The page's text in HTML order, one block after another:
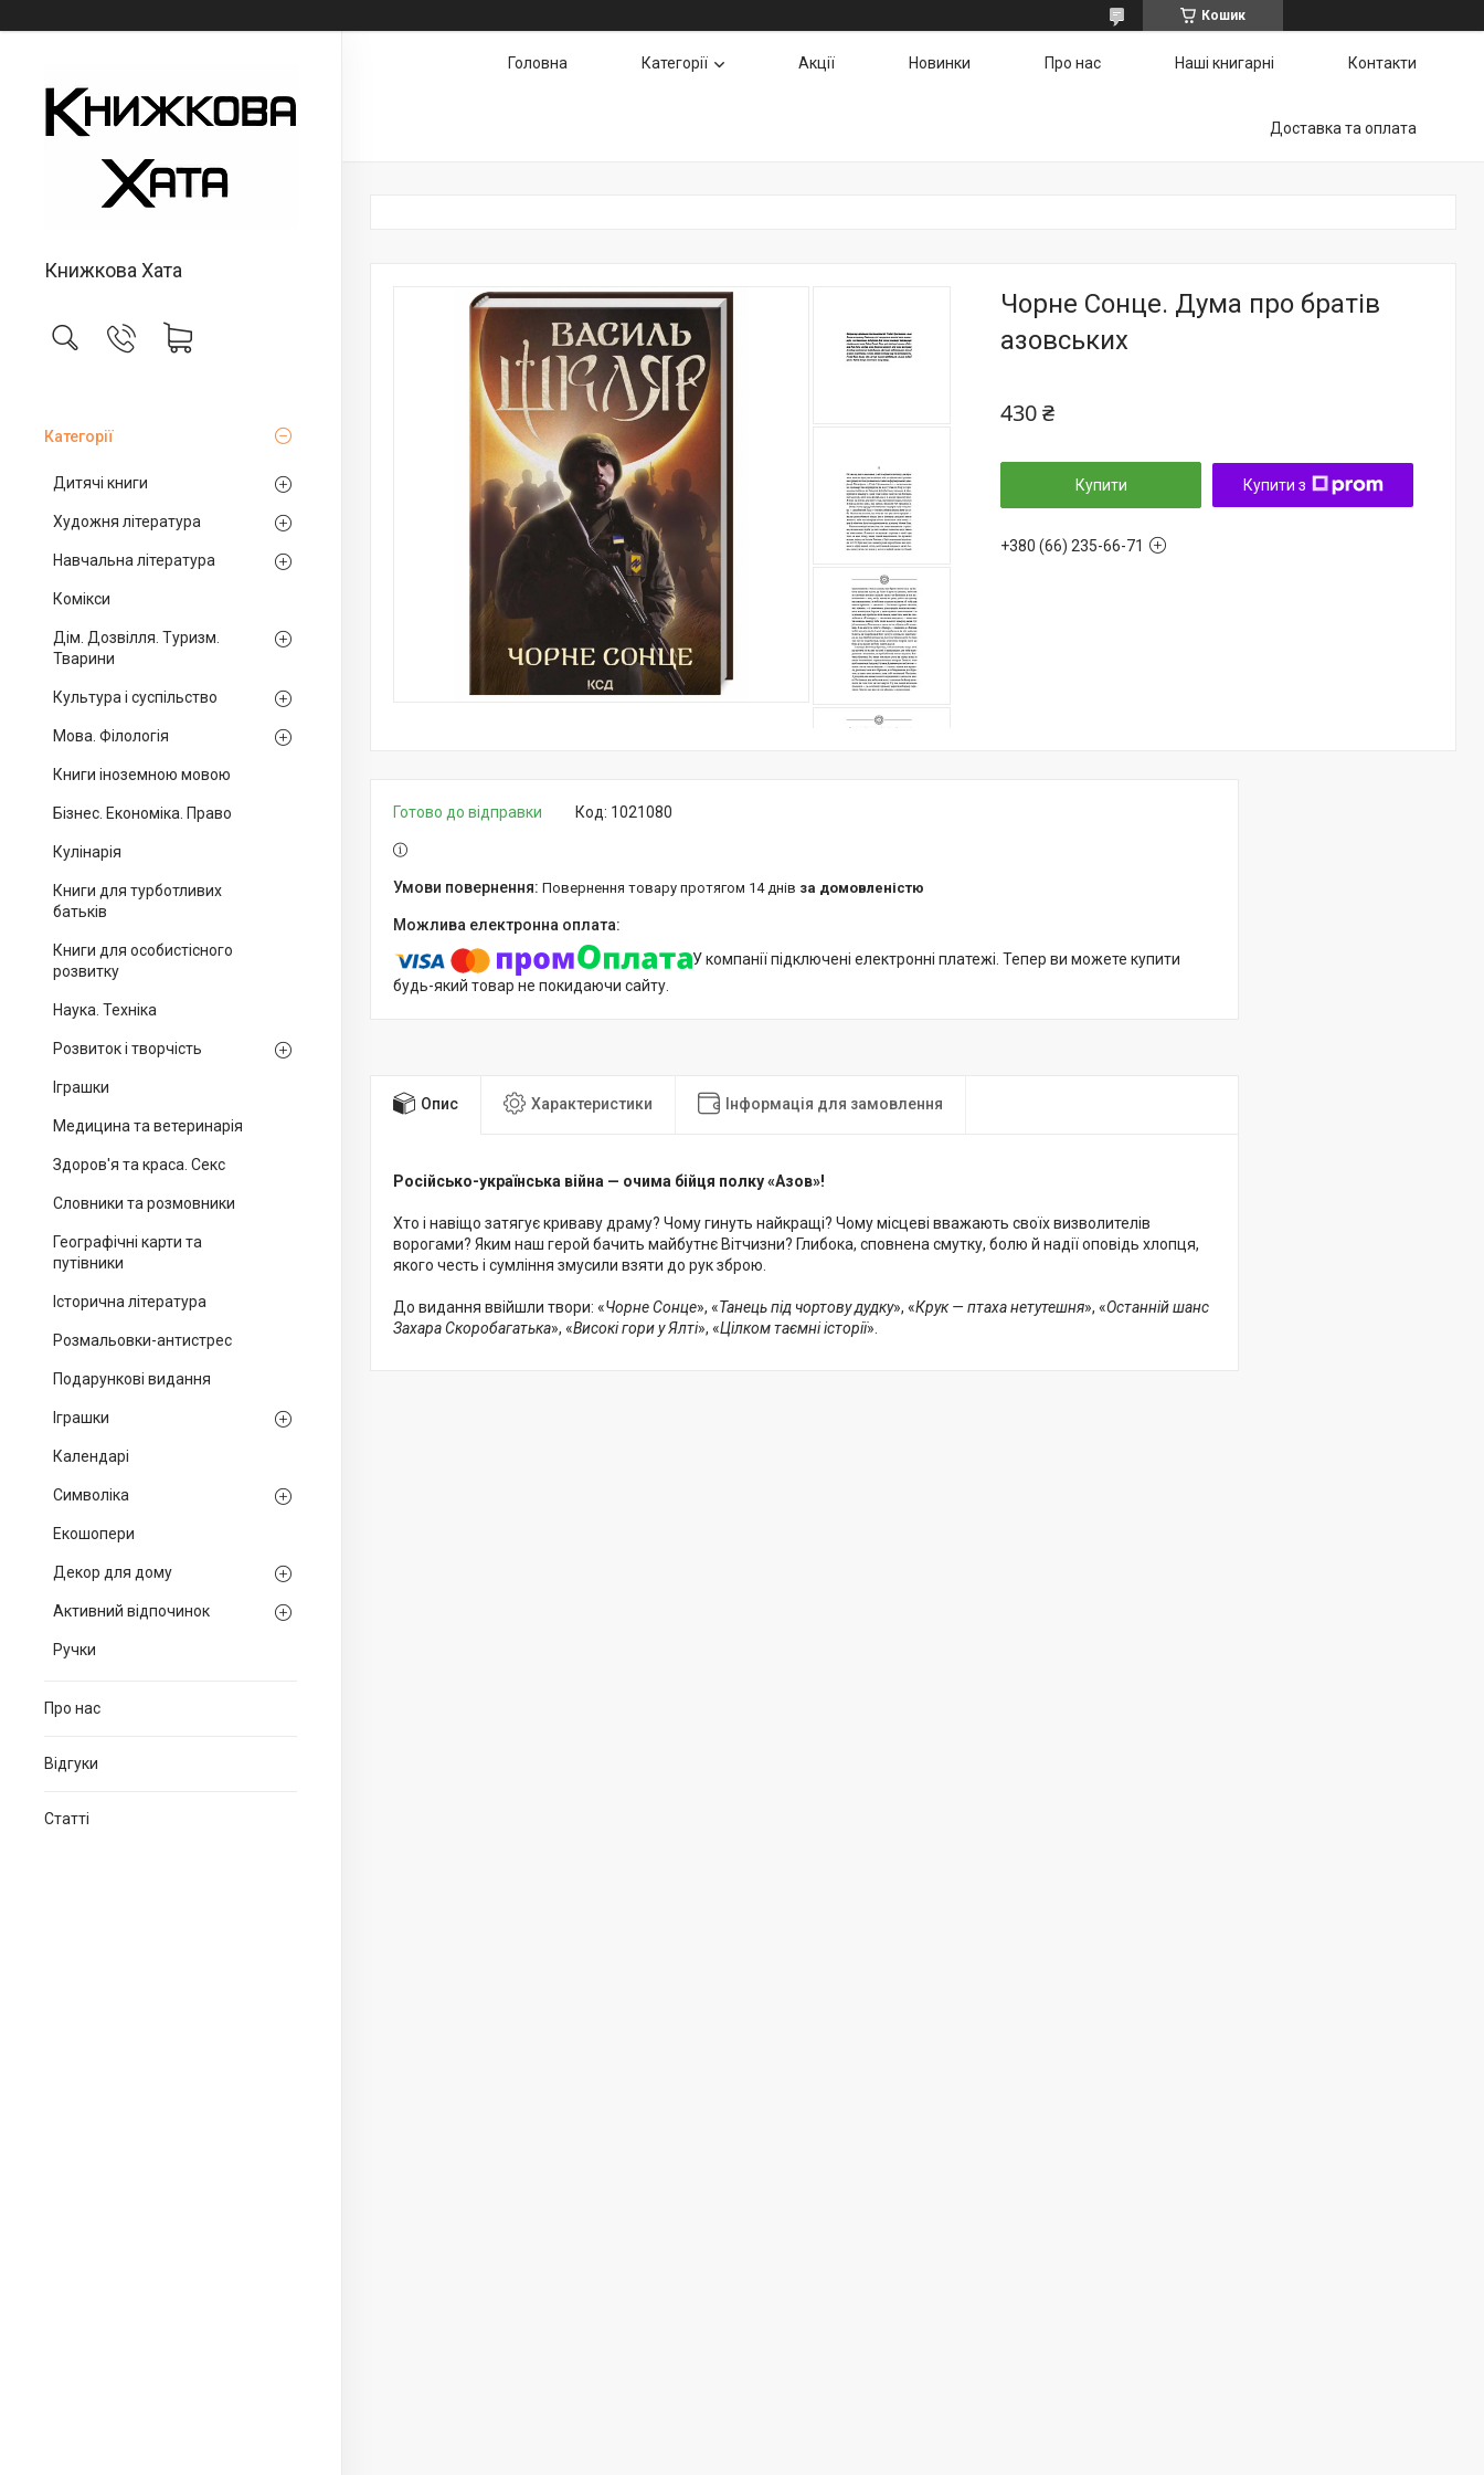
Кошик
Книжкова Хата
Категорії
Дитячі книги
Художня література
Навчальна література
Комікси
Дім. Дозвілля. Туризм.
Тварини
Культура і суспільство
Мова. Філологія
Книги іноземною мовою
Бізнес. Економіка. Право
Кулінарія
Книги для турботливих
батьків
Книги для особистісного
розвитку
Наука. Техніка
Розвиток і творчість
Іграшки
Медицина та ветеринарія
Здоров'я та краса. Секс
Словники та розмовники
Географічні карти та
путівники
Історична література
Розмальовки-антистрес
Подарункові видання
Іграшки
Календарі
Символіка
Екошопери
Декор для дому
Активний відпочинок
Ручки
Про нас
Відгуки
Статті
Головна Категорії Акції Новинки Про нас Наші книгарні Контакти
Доставка та оплата
Чорне Сонце. Дума про братів
азовських
430 ₴
Купити Купити з
+380 (66) 235-66-71
Готово до відправки Код: 1021080
повернення товару протягом 14 днів за домовленістю
У компанії підключені електронні платежі. Тепер ви можете купити
будь-який товар не покидаючи сайту.
Опис Характеристики Інформація для замовлення
Російсько-українська війна — очима бійця полку «Азов»!
Хто і навіщо затягує криваву драму? Чому гинуть найкращі? Чому місцеві вважають своїх визволителів
ворогами? Яким наш герой бачить майбутнє Вітчизни? Глибока, сповнена смутку, болю й надії оповідь хлопця,
якого честь і сумління змусили взяти до рук зброю.
До видання ввійшли твори: «Чорне Сонце», «Танець під чортову дудку», «Крук — птаха нетутешня», «Останній шанс
Захара Скоробагатька», «Високі гори у Ялті», «Цілком таємні історії».